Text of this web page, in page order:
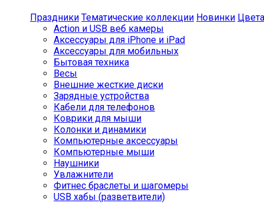
Праздники Тематические коллекции Новинки Цвета
Action и USB веб камеры
Аксессуары для iPhone и iPad
Аксессуары для мобильных
Бытовая техника
Весы
Внешние жесткие диски
Зарядные устройства
Кабели для телефонов
Коврики для мыши
Колонки и динамики
Компьютерные аксессуары
Компьютерные мыши
Наушники
Увлажнители
Фитнес браслеты и шагомеры
USB хабы (разветвители)